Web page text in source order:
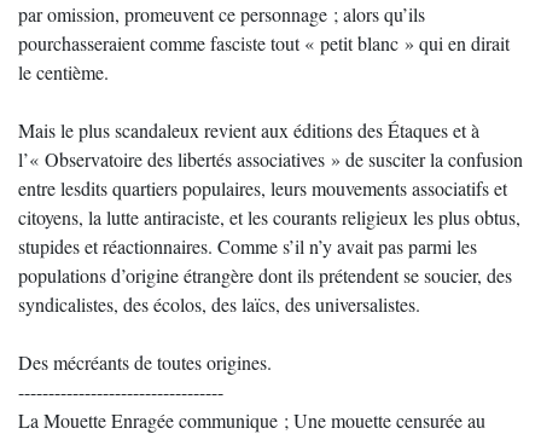
par omission, promeuvent ce personnage ; alors qu’ils
pourchasseraient comme fasciste tout « petit blanc » qui en dirait
le centième.
Mais le plus scandaleux revient aux éditions des Étaques et à
l’« Observatoire des libertés associatives » de susciter la confusion
entre lesdits quartiers populaires, leurs mouvements associatifs et
citoyens, la lutte antiraciste, et les courants religieux les plus obtus,
stupides et réactionnaires. Comme s’il n’y avait pas parmi les
populations d’origine étrangère dont ils prétendent se soucier, des
syndicalistes, des écolos, des laïcs, des universalistes.
Des mécréants de toutes origines.
----------------------------------
La Mouette Enragée communique ; Une mouette censurée au